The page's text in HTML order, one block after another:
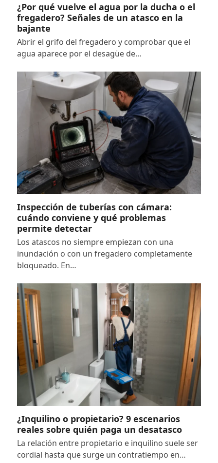
¿Por qué vuelve el agua por la ducha o el
fregadero? Señales de un atasco en la
bajante
Abrir el grifo del fregadero y comprobar que el
agua aparece por el desagüe de…
Inspección de tuberías con cámara:
cuándo conviene y qué problemas
permite detectar
Los atascos no siempre empiezan con una
inundación o con un fregadero completamente
bloqueado. En…
¿Inquilino o propietario? 9 escenarios
reales sobre quién paga un desatasco
La relación entre propietario e inquilino suele ser
cordial hasta que surge un contratiempo en…